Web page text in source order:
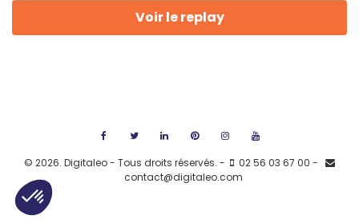
Voir le replay
© 2026. Digitaleo - Tous droits réservés. -
02 56 03 67 00 -
contact@digitaleo.com